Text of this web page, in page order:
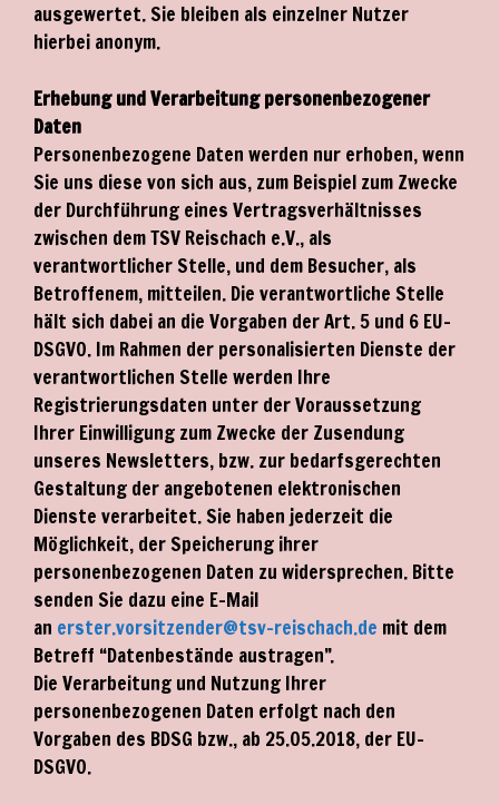
ausgewertet. Sie bleiben als einzelner Nutzer
hierbei anonym.
Erhebung und Verarbeitung personenbezogener
Daten
Personenbezogene Daten werden nur erhoben, wenn
Sie uns diese von sich aus, zum Beispiel zum Zwecke
der Durchführung eines Vertragsverhältnisses
zwischen dem TSV Reischach e.V., als
verantwortlicher Stelle, und dem Besucher, als
Betroffenem, mitteilen. Die verantwortliche Stelle
hält sich dabei an die Vorgaben der Art. 5 und 6 EU-
DSGVO. Im Rahmen der personalisierten Dienste der
verantwortlichen Stelle werden Ihre
Registrierungsdaten unter der Voraussetzung
Ihrer Einwilligung zum Zwecke der Zusendung
unseres Newsletters, bzw. zur bedarfsgerechten
Gestaltung der angebotenen elektronischen
Dienste verarbeitet. Sie haben jederzeit die
Möglichkeit, der Speicherung ihrer
personenbezogenen Daten zu widersprechen. Bitte
senden Sie dazu eine E-Mail
an erster.vorsitzender@tsv-reischach.de mit dem
Betreff “Datenbestände austragen”.
Die Verarbeitung und Nutzung Ihrer
personenbezogenen Daten erfolgt nach den
Vorgaben des BDSG bzw., ab 25.05.2018, der EU-
DSGVO.